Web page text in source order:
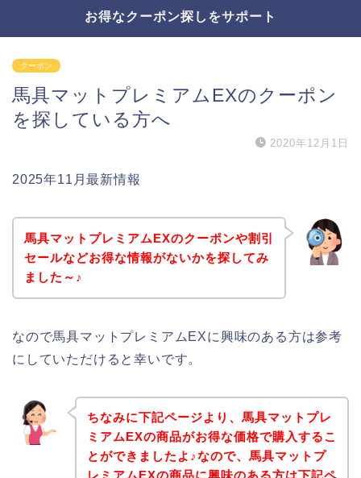
お得なクーポン探しをサポート
クーポン
馬具マットプレミアムEXのクーポン
を探している方へ
2020年12月1日
2025年11月最新情報
馬具マットプレミアムEXのクーポンや割引
セールなどお得な情報がないかを探してみ
ました～♪
なので馬具マットプレミアムEXに興味のある方は参考
にしていただけると幸いです。
ちなみに下記ページより、馬具マットプレ
ミアムEXの商品がお得な価格で購入するこ
とができましたよ♪なので、馬具マットプ